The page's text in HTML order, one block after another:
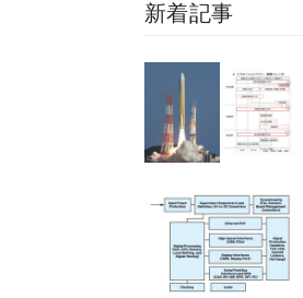
新着記事